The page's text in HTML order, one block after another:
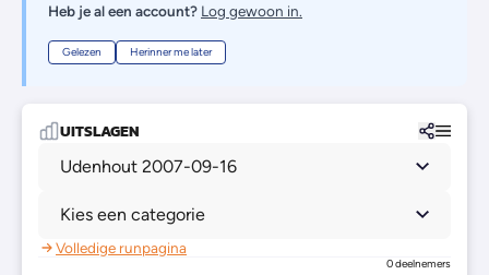
Heb je al een account? Log gewoon in.
Gelezen Herinner me later
UITSLAGEN
Udenhout 2007-09-16
Kies een categorie
Volledige runpagina
0 deelnemers